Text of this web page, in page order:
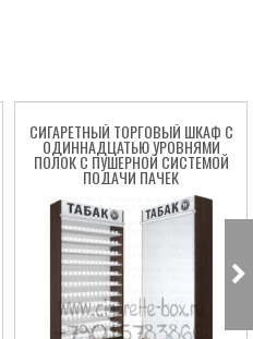
СИГАРЕТНЫЙ ТОРГОВЫЙ ШКАФ C
ОДИННАДЦАТЬЮ УРОВНЯМИ
ПОЛОК С ПУШЕРНОЙ СИСТЕМОЙ
ПОДАЧИ ПАЧЕК